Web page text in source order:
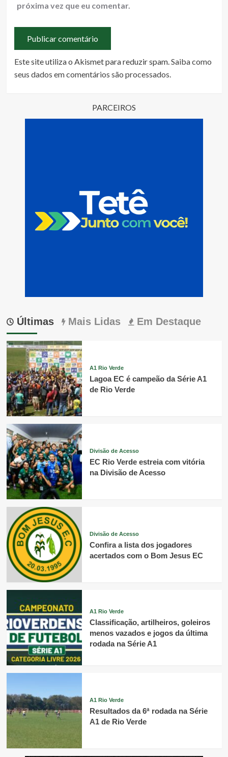
próxima vez que eu comentar.
Este site utiliza o Akismet para reduzir spam.Saiba como
seus dados em comentários são processados.
PARCEIROS
Últimas Mais Lidas Em Destaque
A1 Rio Verde
Lagoa EC é campeão da Série A1
de Rio Verde
Divisão de Acesso
EC Rio Verde estreia com vitória
na Divisão de Acesso
Divisão de Acesso
Confira a lista dos jogadores
acertados com o Bom Jesus EC
A1 Rio Verde
Classificação, artilheiros, goleiros
menos vazados e jogos da última
rodada na Série A1
A1 Rio Verde
Resultados da 6ª rodada na Série
A1 de Rio Verde